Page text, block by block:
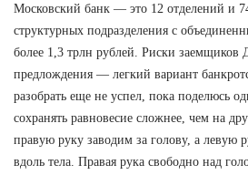
Московский банк — это 12 отделений и
структурных подразделения с
более 1,3 трлн рублей. Риски заемщиков
предлождения — легкий вариант
разобрать еще не успел, пока поделюсь
сохранять равновесие сложнее, чем на
правую руку заводим за голову, а левую
вдоль тела. Правая рука свободно над